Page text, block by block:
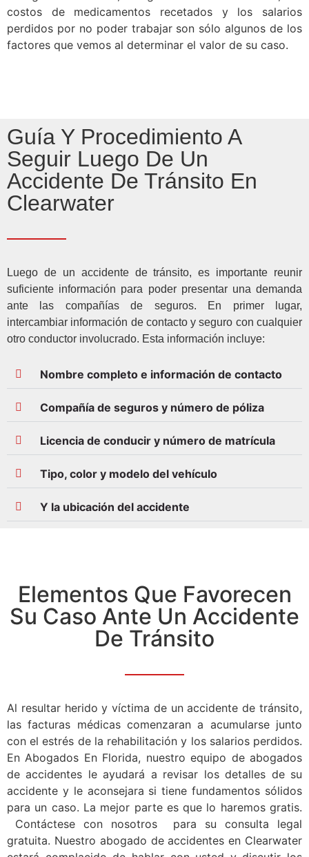
costos de medicamentos recetados y los salarios
perdidos por no poder trabajar son sólo algunos de los
factores que vemos al determinar el valor de su caso.
Guía Y Procedimiento A
Seguir Luego De Un
Accidente De Tránsito En
Clearwater
Luego de un accidente de tránsito, es importante reunir
suficiente información para poder presentar una demanda
ante las compañías de seguros. En primer lugar,
intercambiar información de contacto y seguro con cualquier
otro conductor involucrado. Esta información incluye:
Nombre completo e información de contacto
Compañía de seguros y número de póliza
Licencia de conducir y número de matrícula
Tipo, color y modelo del vehículo
Y la ubicación del accidente
Elementos Que Favorecen
Su Caso Ante Un Accidente
De Tránsito
Al resultar herido y víctima de un accidente de tránsito,
las facturas médicas comenzaran a acumularse junto
con el estrés de la rehabilitación y los salarios perdidos.
En Abogados En Florida, nuestro equipo de abogados
de accidentes le ayudará a revisar los detalles de su
accidente y le aconsejara si tiene fundamentos sólidos
para un caso. La mejor parte es que lo haremos gratis.
Contáctese con nosotros para su consulta legal
gratuita. Nuestro abogado de accidentes en Clearwater